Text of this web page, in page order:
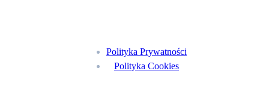
Polityka Prywatności
Polityka Cookies